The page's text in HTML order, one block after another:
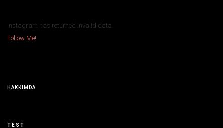
Instagram has returned invalid data.
Follow Me!
HAKKIMDA
TEST